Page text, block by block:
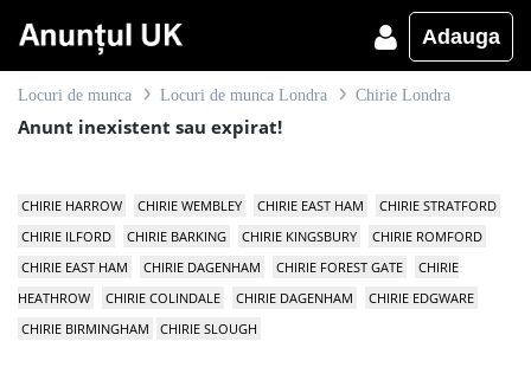
Adauga
Locuri de munca Locuri de munca Londra Chirie Londra
Anunt inexistent sau expirat!
CHIRIE HARROW CHIRIE WEMBLEY CHIRIE EAST HAM
CHIRIE STRATFORD
CHIRIE ILFORD
CHIRIE BARKING CHIRIE KINGSBURY
CHIRIE ROMFORD
CHIRIE EAST HAM
CHIRIE DAGENHAM CHIRIE FOREST GATE
CHIRIE
HEATHROW
CHIRIE COLINDALE CHIRIE DAGENHAM
CHIRIE EDGWARE
CHIRIE BIRMINGHAM
CHIRIE SLOUGH